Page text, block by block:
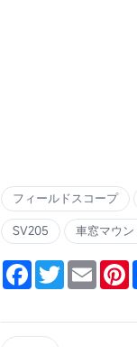
フィールドスコープ
SV205
車窓マウン
FacebookTwitterEmail